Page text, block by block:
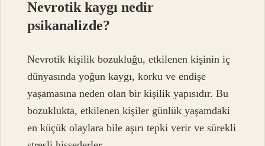
Nevrotik kaygı nedir
psikanalizde?
Nevrotik kişilik bozukluğu, etkilenen kişinin iç
dünyasında yoğun kaygı, korku ve endişe
yaşamasına neden olan bir kişilik yapısıdır. Bu
bozuklukta, etkilenen kişiler günlük yaşamdaki
en küçük olaylara bile aşırı tepki verir ve sürekli